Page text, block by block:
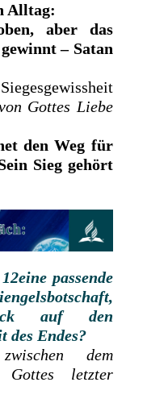
Alltag:
aber das
– Satan
Gottes Liebe
den Weg für
Sieg gehört
passende
auf den
des Endes?
dem
Gottes letzter